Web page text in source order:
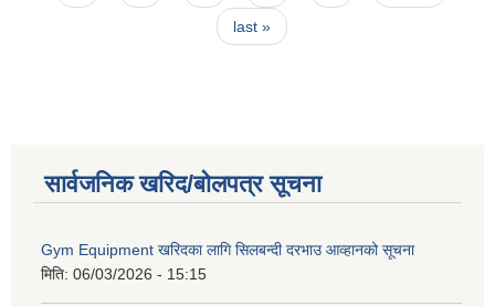
last »
सार्वजनिक खरिद/बोलपत्र सूचना
Gym Equipment खरिदका लागि सिलबन्दी दरभाउ आव्हानको सूचना
मिति: 06/03/2026 - 15:15